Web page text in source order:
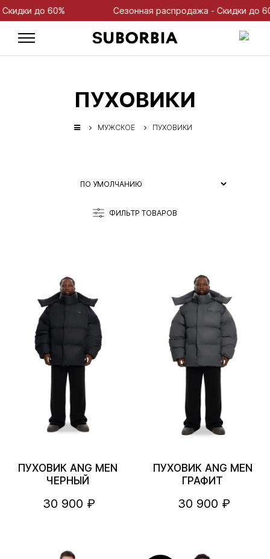
до 60% Сезонная распродажа - Скидки до 60%
ПУХОВИКИ
МУЖСКОЕ ПУХОВИКИ
ФИЛЬТР ТОВАРОВ
ПУХОВИК ANG MEN
ЧЕРНЫЙ
30 900 ₽
ПУХОВИК ANG MEN
ГРАФИТ
30 900 ₽